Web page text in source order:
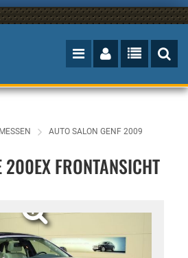
MESSEN AUTO SALON GENF 2009
200EX FRONTANSICHT